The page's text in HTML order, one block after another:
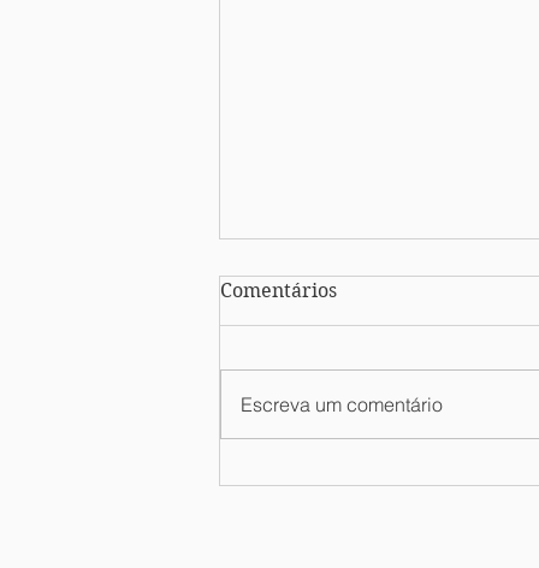
USUFRUTO: O QUE É?
Comentários
Escreva um comentário